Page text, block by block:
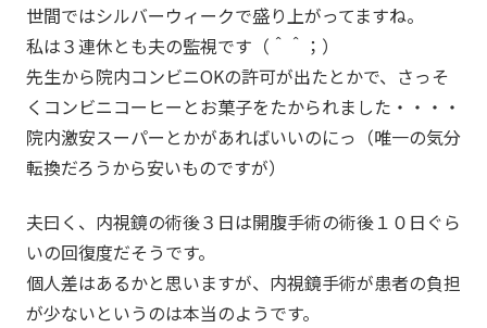
世間ではシルバーウィークで盛り上がってますね。
私は３連休とも夫の監視です（＾＾；）
先生から院内コンビニOKの許可が出たとかで、さっそ
くコンビニコーヒーとお菓子をたかられました・・・・
院内激安スーパーとかがあればいいのにっ（唯一の気分
転換だろうから安いものですが）
夫曰く、内視鏡の術後３日は開腹手術の術後１０日ぐら
いの回復度だそうです。
個人差はあるかと思いますが、内視鏡手術が患者の負担
が少ないというのは本当のようです。